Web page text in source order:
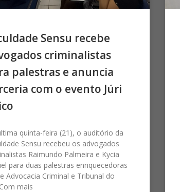
Sensu recebe
criminalistas
palestras e anuncia
com o evento Júri
quinta-feira (21), o auditório da
Sensu recebeu os advogados
Raimundo Palmeira e Kycia
para duas palestras enriquecedoras
Advocacia Criminal e Tribunal do
mais